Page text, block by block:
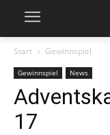
Start Gewinnspiel
Gewinnspiel News
17